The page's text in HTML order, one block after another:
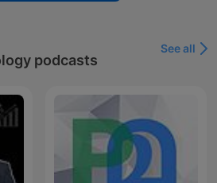
podcasts
See all